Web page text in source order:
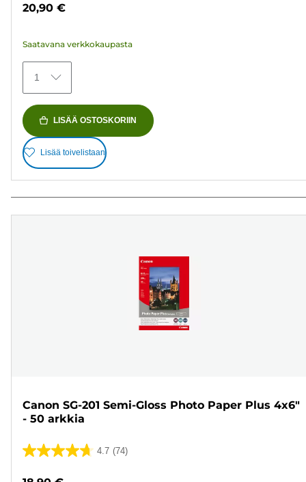
73
20,90 €
Saatavana verkkokaupasta
1
LISÄÄ OSTOSKORIIN
Lisää toivelistaan
Canon SG-201 Semi-Gloss Photo Paper Plus 4x6"
- 50 arkkia
4.7 (74)
4.7/5